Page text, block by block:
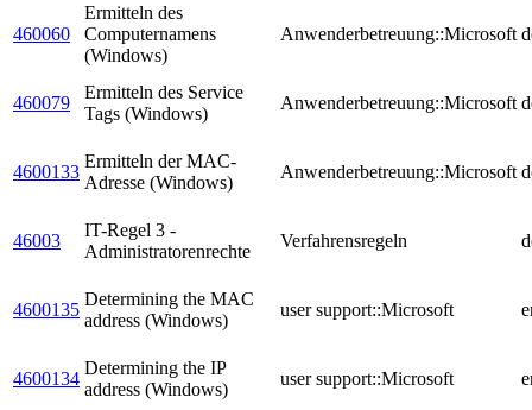
460060
Ermitteln des
Computernamens
(Windows)
Anwenderbetreuung::Microsoft
460079
Ermitteln des Service
Tags (Windows)
Anwenderbetreuung::Microsoft
4600133
Ermitteln der MAC-
Adresse (Windows)
Anwenderbetreuung::Microsoft
46003
IT-Regel 3 -
Administratorenrechte
Verfahrensregeln
4600135
Determining the MAC
address (Windows)
user support::Microsoft
4600134
Determining the IP
address (Windows)
user support::Microsoft